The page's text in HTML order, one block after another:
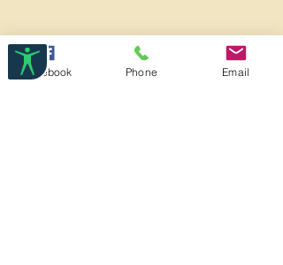
Facebook Phone Email